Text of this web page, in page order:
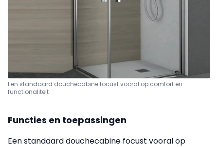
Een standaard douchecabine focust vooral op comfort en
functionaliteit
Functies en toepassingen
Een standaard douchecabine focust vooral op